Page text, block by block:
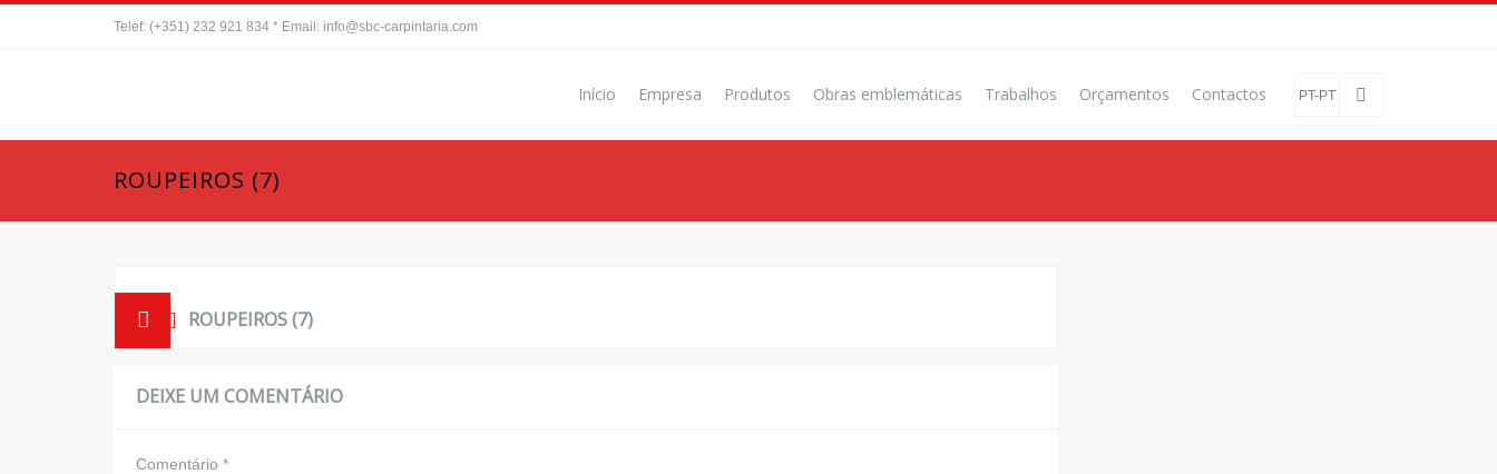
Telef: (+351) 232 921 834 * Email: info@sbc-carpintaria.com
PT-PT
Início Empresa Produtos Obras emblemáticas Trabalhos Orçamentos Contactos
ROUPEIROS (7)
ROUPEIROS (7)
DEIXE UM COMENTÁRIO
Comentário *